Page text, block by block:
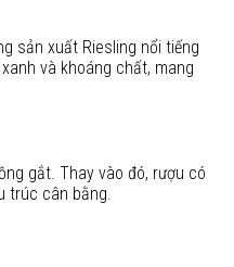
sản xuất Riesling nổi tiếng
và khoáng chất, mang
gắt. Thay vào đó, rượu có
trúc cân bằng.